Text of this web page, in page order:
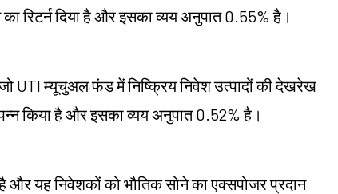
रिटर्न दिया है और इसका व्यय अनुपात 0.55% है।
जो UTI म्यूचुअल फंड में निष्क्रिय निवेश उत्पादों की देखरेख
किया है और इसका व्यय अनुपात 0.52% है।
और यह निवेशकों को भौतिक सोने का एक्सपोजर प्रदान